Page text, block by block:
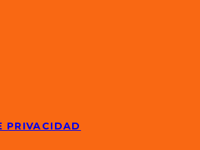
PRIVACIDAD